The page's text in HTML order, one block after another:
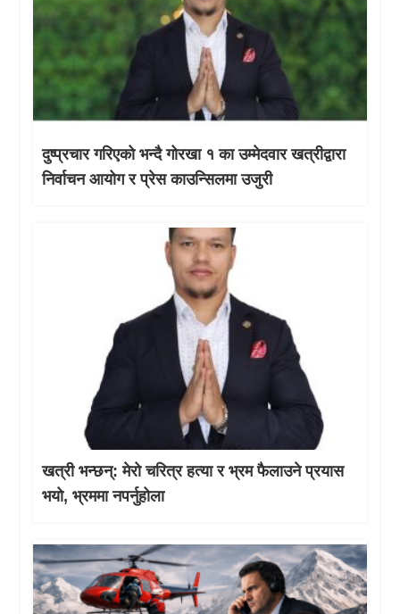
दुष्प्रचार गरिएको भन्दै गोरखा १ का उम्मेदवार खत्रीद्वारा
निर्वाचन आयोग र प्रेस काउन्सिलमा उजुरी
खत्री भन्छन्: मेरो चरित्र हत्या र भ्रम फैलाउने प्रयास
भयो, भ्रममा नपर्नुहोला